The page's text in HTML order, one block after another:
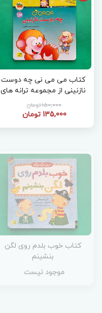
کتاب می می نی چه دوست
نازنینی از مجموعه ترانه های
می می نی جلد 3
150,000 تومان
135,000 تومان
کتاب خوب بلدم روی لگن
بنشینم
موجود نیست